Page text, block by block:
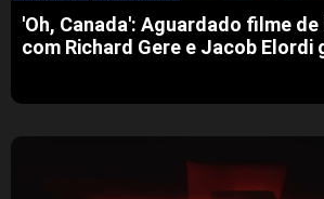
'Oh, Canada': Aguardado filme
com Richard Gere e Jacob Elordi